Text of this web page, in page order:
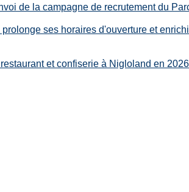
de la campagne de recrutement du
ses horaires d'ouverture et
et confiserie à Nigloland en 2026